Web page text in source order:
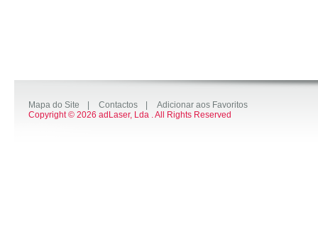
Mapa do Site Contactos
Adicionar aos Favoritos
Copyright © 2026 adLaser, Lda . All Rights Reserved